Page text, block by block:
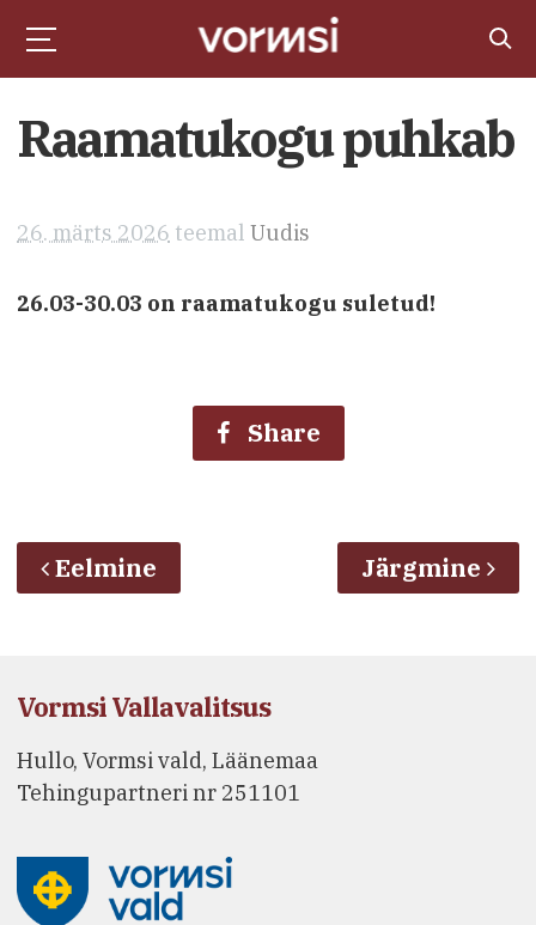
Raamatukogu puhkab
26. märts 2026 teemal Uudis
26.03-30.03 on raamatukogu suletud!
Share
Eelmine Järgmine
Vormsi Vallavalitsus
Hullo, Vormsi vald, Läänemaa
Tehingupartneri nr 251101